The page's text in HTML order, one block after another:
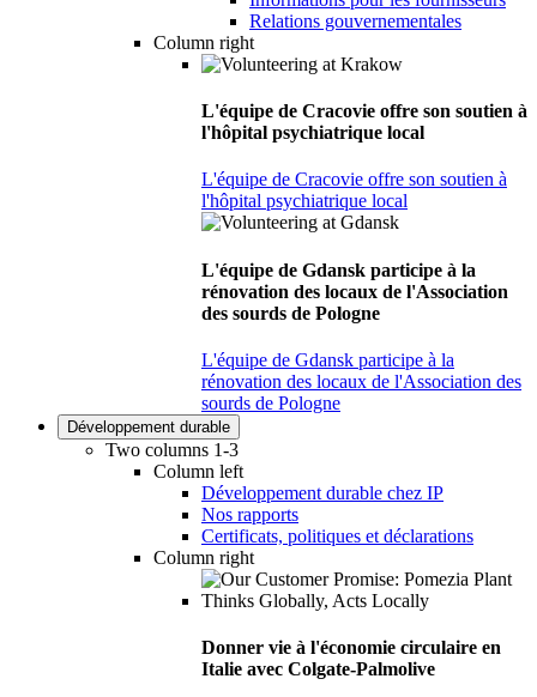
Relations gouvernementales
Column right
L'équipe de Cracovie offre son soutien à
l'hôpital psychiatrique local
L'équipe de Cracovie offre son soutien à
l'hôpital psychiatrique local
L'équipe de Gdansk participe à la
rénovation des locaux de l'Association
des sourds de Pologne
L'équipe de Gdansk participe à la
rénovation des locaux de l'Association des
sourds de Pologne
Développement durable
Two columns 1-3
Column left
Développement durable chez IP
Nos rapports
Certificats, politiques et déclarations
Column right
Donner vie à l'économie circulaire en
Italie avec Colgate-Palmolive